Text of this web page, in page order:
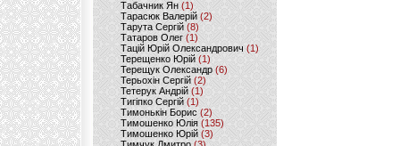
Табачник Ян(1)
Тарасюк Валерій (2)
Тарута Сергій (8)
Татаров Олег(1)
Тацій Юрій Олександрович(1)
Терещенко Юрій(1)
Терещук Олександр(6)
Терьохін Сергій (2)
Тетерук Андрій (1)
Тигіпко Сергій(1)
Тимонькін Борис (2)
Тимошенко Юлія (135)
Тимошенко Юрій(3)